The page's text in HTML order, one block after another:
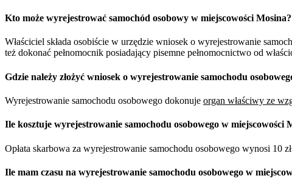
Kto może wyrejestrować samochód osobowy w miejscowości Mosina?
Właściciel składa osobiście w urzędzie wniosek o wyrejestrowanie
też dokonać pełnomocnik posiadający pisemne pełnomocnictwo od
Gdzie należy złożyć wniosek o wyrejestrowanie samochodu
Wyrejestrowanie samochodu osobowego dokonuje organ właściwy ze
Ile kosztuje wyrejestrowanie samochodu osobowego w miejscowości
Opłata skarbowa za wyrejestrowanie samochodu osobowego wynosi 10
Ile mam czasu na wyrejestrowanie samochodu osobowego w